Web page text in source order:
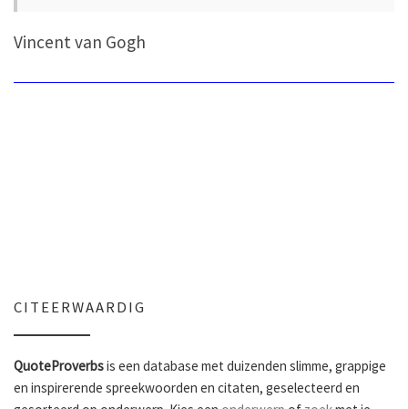
Vincent van Gogh
CITEERWAARDIG
QuoteProverbsis een database met duizenden slimme, grappige
en inspirerende spreekwoorden en citaten, geselecteerd en